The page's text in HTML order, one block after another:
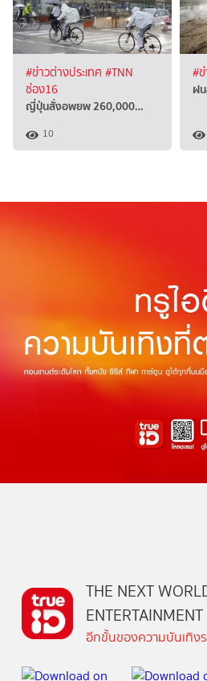
#ข่าวต่างประเทศ #TNN
ช่อง16
ญี่ปุ่นสั่งอพยพ 260,000…
10
#
ฝ
THE NEXT
ENTERTAINMENT
อีกขั้นของความบันเทิง